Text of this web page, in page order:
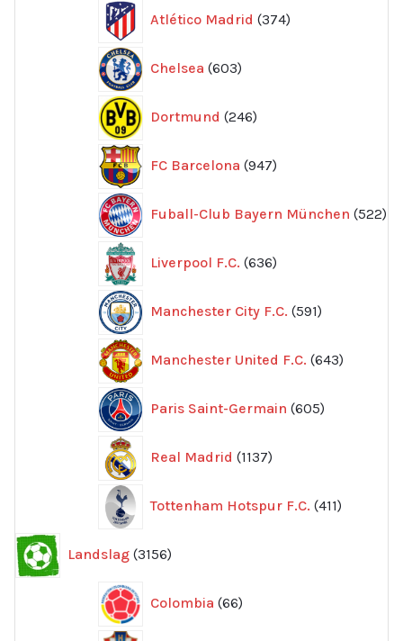
Atlético Madrid 374
produkter
Chelsea 603
produkter
Dortmund 246
produkter
FC Barcelona 947
produkter
Fuball-Club Bayern München 522
Liverpool F.C. 636
produkter
Manchester City F.C. 591
produkter
Manchester United F.C. 643
Paris Saint-Germain 605
produkter
Real Madrid 1137
produkter
Tottenham Hotspur F.C. 411
produkter
Landslag 3156
produkter
Colombia 66
produkter